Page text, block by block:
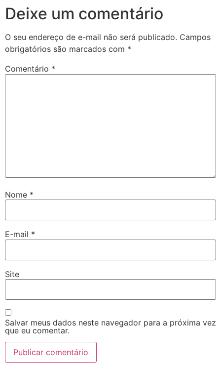
Deixe um comentário
O seu endereço de e-mail não será publicado. Campos
obrigatórios são marcados com *
Comentário *
Nome *
E-mail *
Site
Salvar meus dados neste navegador para a próxima vez
que eu comentar.